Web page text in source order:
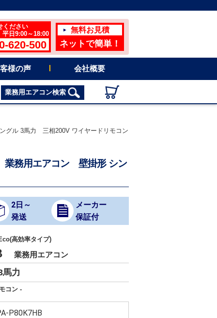
ください
日9:00～18:00
620-500
無料お見積
ネットで簡単！
様の声 会社概要
業務用エアコン検索
ル 3馬力 三相200V ワイヤードリモコン
務用エアコン 壁掛形 シン
2日～
発送
メーカー
保証付
高効率タイプ)
業務用エアコン
馬力
コン -
P80K7HB